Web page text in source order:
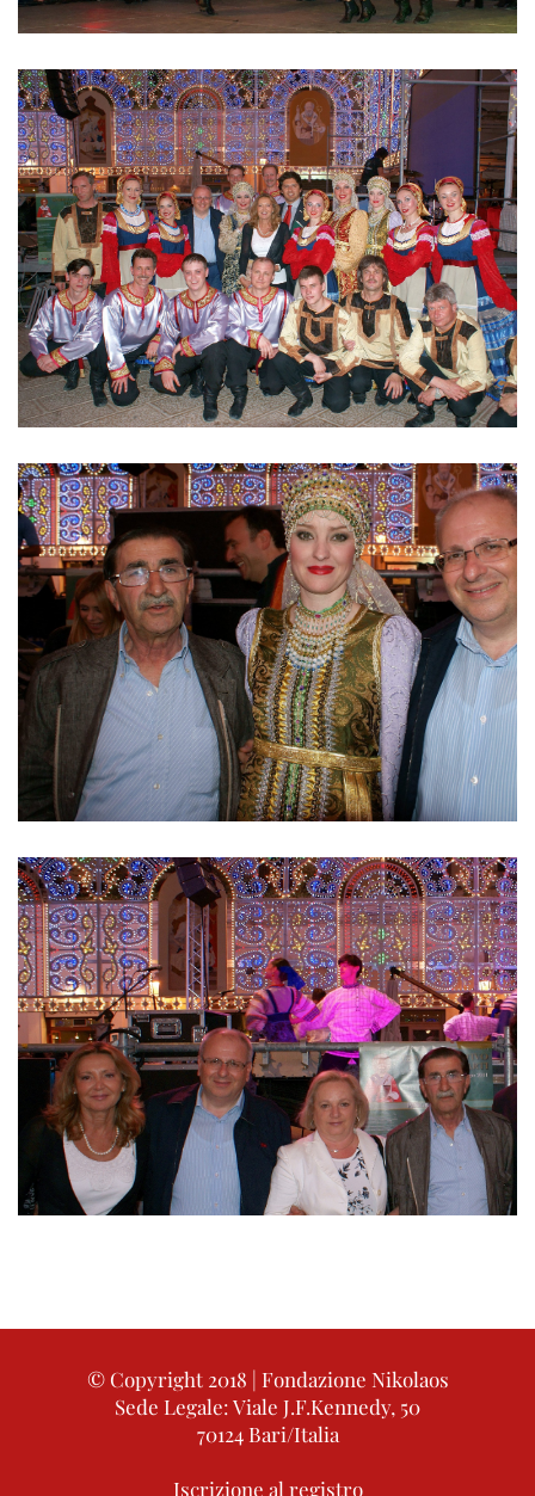
© Copyright 2018 | Fondazione Nikolaos
Sede Legale: Viale J.F.Kennedy, 50
70124 Bari/Italia
Iscrizione al registro